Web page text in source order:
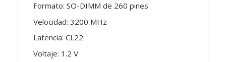
Formato: SO-DIMM de 260 pines
Velocidad: 3200 MHz
Latencia: CL22
Voltaje: 1.2 V